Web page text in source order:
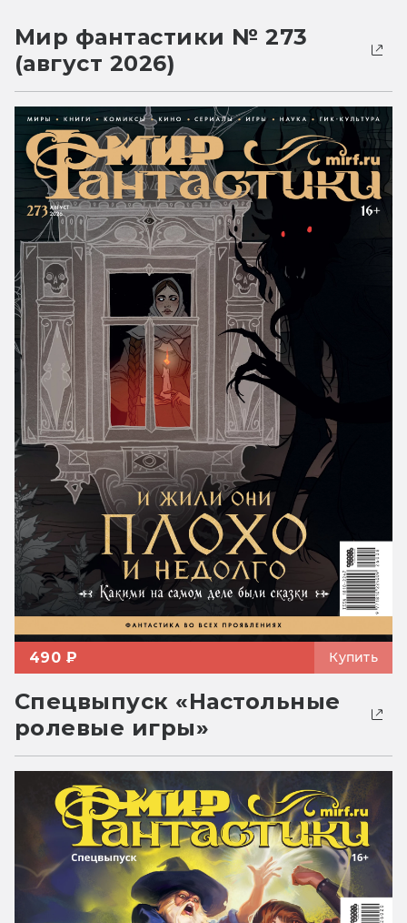
Мир фантастики № 273
(август 2026)
490 ₽ Купить
Спецвыпуск «Настольные
ролевые игры»